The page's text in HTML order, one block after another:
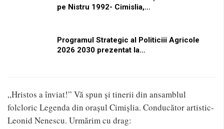
pe Nistru 1992- Cimislia,…
Programul Strategic al Politiciii Agricole
2026 2030 prezentat la…
„Hristos a înviat!” Vă spun și tinerii din ansamblul
folcloric Legenda din orașul Cimișlia. Conducător artistic-
Leonid Nenescu. Urmărim cu drag: